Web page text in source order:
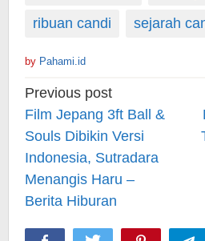
ribuan candi
sejarah
by Pahami.id
Post
navigation
Previous post
Film Jepang 3ft Ball &
Souls Dibikin Versi
Indonesia, Sutradara
Menangis Haru –
Berita Hiburan